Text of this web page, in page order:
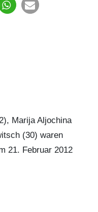
Marija Aljochina
(30) waren
21. Februar 2012